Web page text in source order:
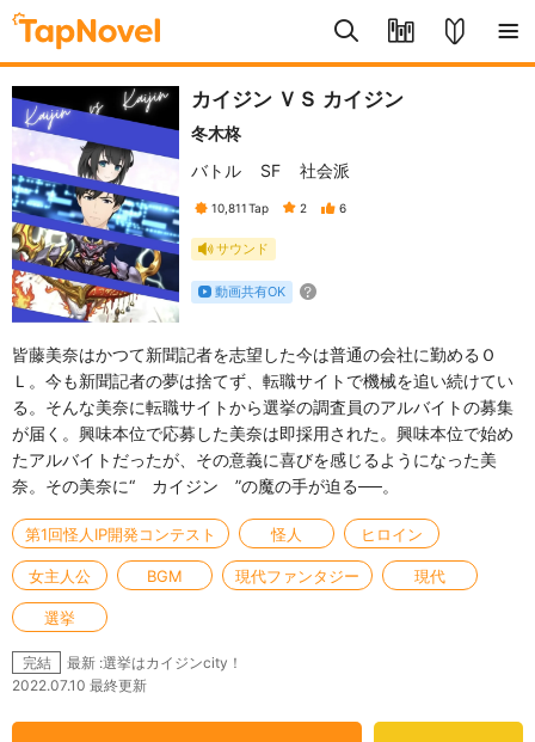
カイジン ＶＳ カイジン
冬木柊
バトル
SF 社会派
10,811Tap 2 6
サウンド
動画共有OK
皆藤美奈はかつて新聞記者を志望した今は普通の会社に勤めるＯ
Ｌ。今も新聞記者の夢は捨てず、転職サイトで機械を追い続けてい
る。そんな美奈に転職サイトから選挙の調査員のアルバイトの募集
が届く。興味本位で応募した美奈は即採用された。興味本位で始め
たアルバイトだったが、その意義に喜びを感じるようになった美
奈。その美奈に“ カイジン ”の魔の手が迫る──。
第1回怪人IP開発コンテスト 怪人 ヒロイン
女主人公 BGM 現代ファンタジー 現代
選挙
完結
最新 :選挙はカイジンcity！
2022.07.10 最終更新